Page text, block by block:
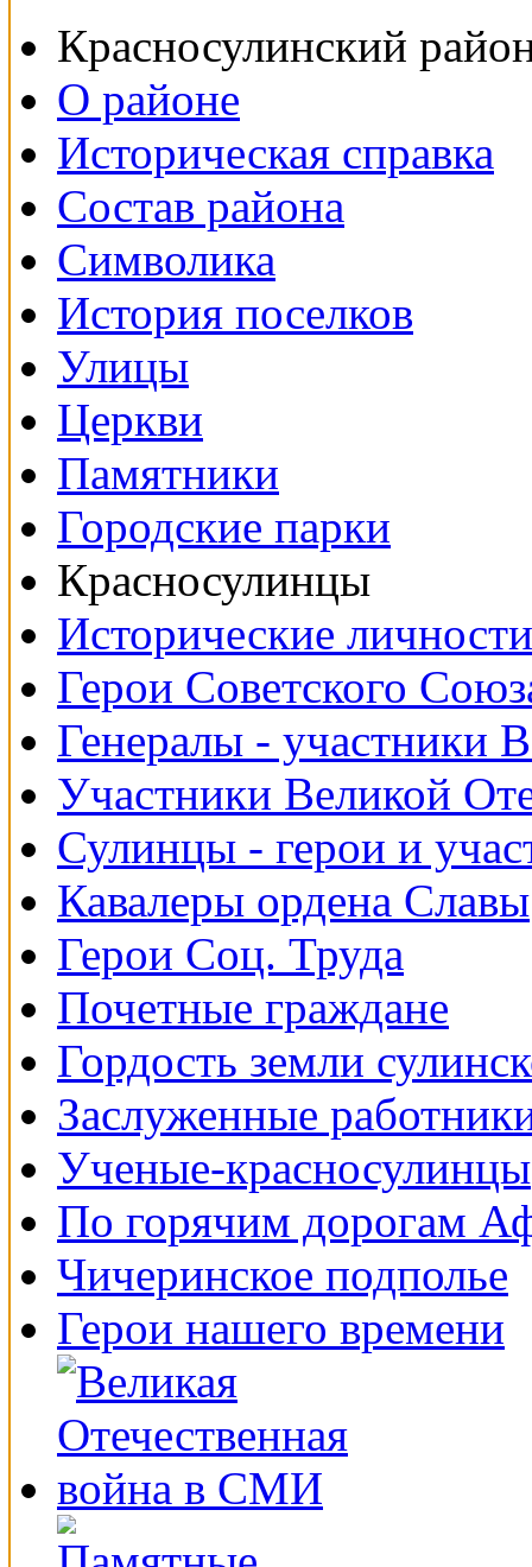
Красносулинский
О районе
Историческая справка
Состав района
Символика
История поселков
Улицы
Церкви
Памятники
Городские парки
Красносулинцы
Исторические личности
Герои Советского
Генералы - участники
Участники Великой
Сулинцы - герои и
Кавалеры ордена Славы
Герои Соц. Труда
Почетные граждане
Гордость земли
Заслуженные
Ученые-красносулинцы
По горячим дорогам
Чичеринское подполье
Герои нашего времени